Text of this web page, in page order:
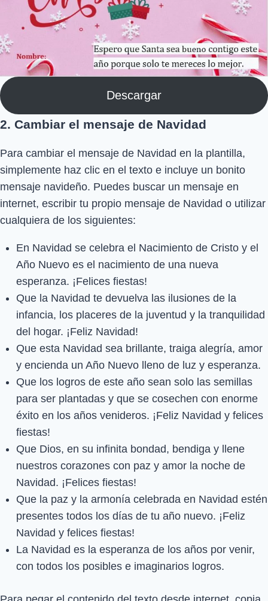
Descargar
2. Cambiar el mensaje de Navidad
Para cambiar el mensaje de Navidad en la plantilla,
simplemente haz clic en el texto e incluye un bonito
mensaje navideño. Puedes buscar un mensaje en
internet, escribir tu propio mensaje de Navidad o utilizar
cualquiera de los siguientes:
En Navidad se celebra el Nacimiento de Cristo y el
Año Nuevo es el nacimiento de una nueva
esperanza. ¡Felices fiestas!
Que la Navidad te devuelva las ilusiones de la
infancia, los placeres de la juventud y la tranquilidad
del hogar. ¡Feliz Navidad!
Que esta Navidad sea brillante, traiga alegría, amor
y encienda un Año Nuevo lleno de luz y esperanza.
Que los logros de este año sean solo las semillas
para ser plantadas y que se cosechen con enorme
éxito en los años venideros. ¡Feliz Navidad y felices
fiestas!
Que Dios, en su infinita bondad, bendiga y llene
nuestros corazones con paz y amor la noche de
Navidad. ¡Felices fiestas!
Que la paz y la armonía celebrada en Navidad estén
presentes todos los días de tu año nuevo. ¡Feliz
Navidad y felices fiestas!
La Navidad es la esperanza de los años por venir,
con todos los posibles e imaginarios logros.